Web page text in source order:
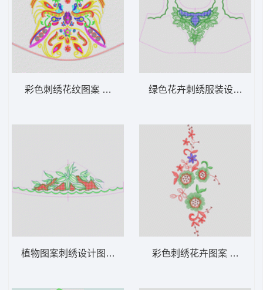
彩色刺绣花纹图案 古典装饰
植物图案刺绣设计图 裙摆
绿色花卉刺绣服装设计图
彩色刺绣花卉图案 亮片 珠